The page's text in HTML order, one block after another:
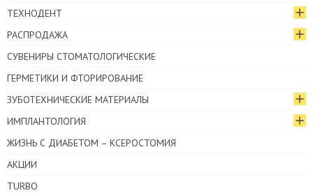
ТЕХНОДЕНТ
РАСПРОДАЖА
СУВЕНИРЫ СТОМАТОЛОГИЧЕСКИЕ
ГЕРМЕТИКИ И ФТОРИРОВАНИЕ
ЗУБОТЕХНИЧЕСКИЕ МАТЕРИАЛЫ
ИМПЛАНТОЛОГИЯ
ЖИЗНЬ С ДИАБЕТОМ – КСЕРОСТОМИЯ
АКЦИИ
TURBO